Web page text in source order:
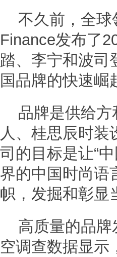
不久前，全
Finance发布了
踏、李宁和波司
国品牌的快速崛
品牌是供给
人、桂思辰时
司的目标是让“
界的中国时尚语
帜，发掘和彰显
高质量的品
空调查数据显示